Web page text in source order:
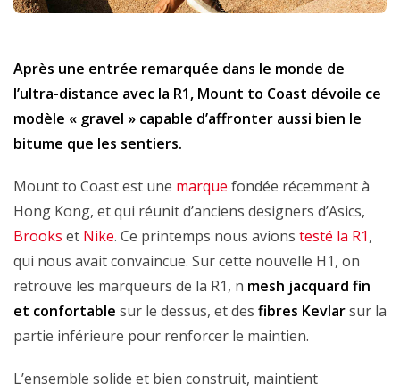
Après une entrée remarquée dans le monde de
l’ultra-distance avec la R1, Mount to Coast dévoile ce
modèle « gravel » capable d’affronter aussi bien le
bitume que les sentiers.
Mount to Coast est une marque fondée récemment à
Hong Kong, et qui réunit d’anciens designers d’Asics,
Brooks et Nike. Ce printemps nous avions testé la R1,
qui nous avait convaincue. Sur cette nouvelle H1, on
retrouve les marqueurs de la R1, n mesh jacquard fin
et confortable sur le dessus, et des fibres Kevlarsur la
partie inférieure pour renforcer le maintien.
L’ensemble solide et bien construit, maintient